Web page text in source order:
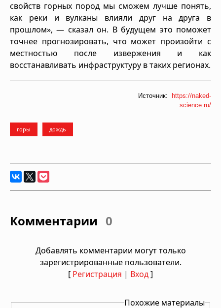
свойств горных пород мы сможем лучше понять,
как реки и вулканы влияли друг на друга в
прошлом», — сказал он. В будущем это поможет
точнее прогнозировать, что может произойти с
местностью после извержения и как
восстанавливать инфраструктуру в таких регионах.
Источник:
https://naked-
science.ru/
горы дождь
Комментарии 0
Добавлять комментарии могут только
зарегистрированные пользователи.
[ Регистрация | Вход]
Похожие материалы